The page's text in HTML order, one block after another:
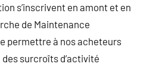
s’inscrivent en amont et en
de Maintenance
permettre à nos acheteurs
des surcroîts d’activité